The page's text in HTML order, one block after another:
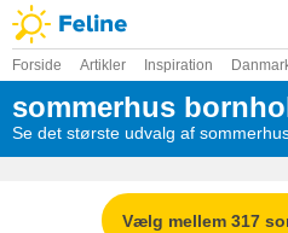
Forside Artikler Inspiration
sommerhus
Se det største udvalg af
Vælg mellem 317